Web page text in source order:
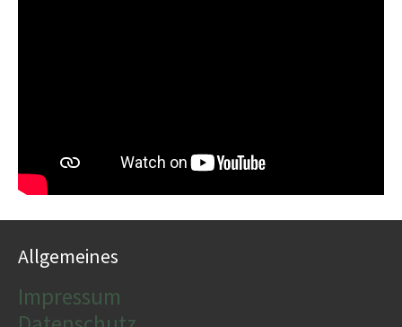
Allgemeines
Impressum